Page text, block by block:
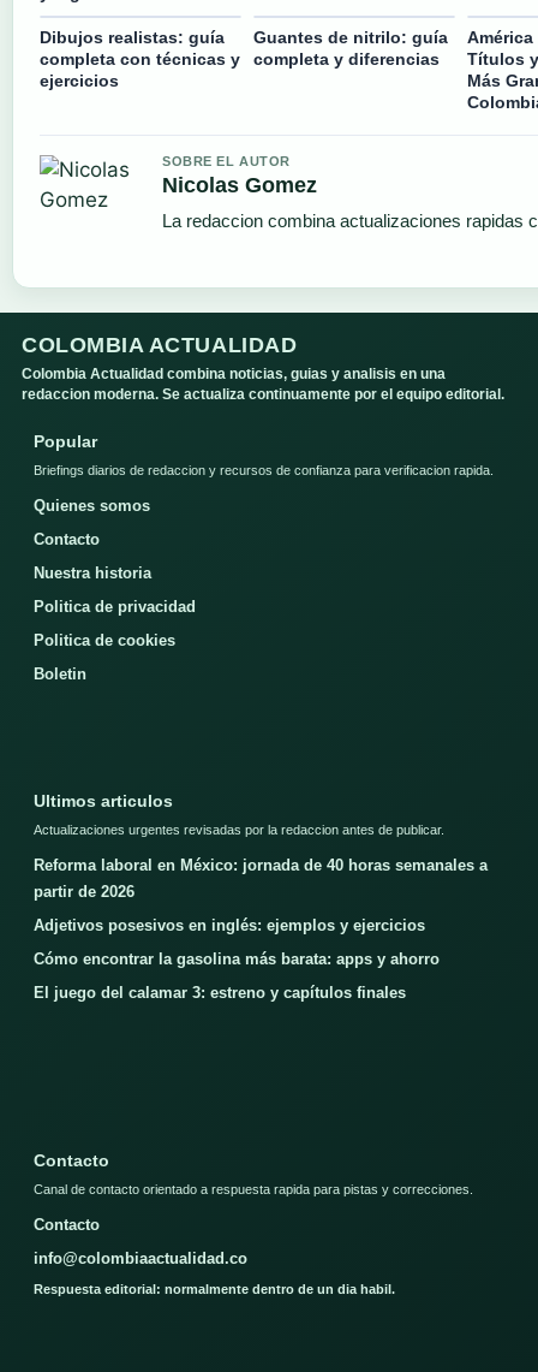
Dibujos realistas: guía
completa con técnicas y
ejercicios
Guantes de nitrilo: guía
completa y diferencias
América
Títulos
Más
SOBRE EL AUTOR
Nicolas Gomez
La redaccion combina actualizaciones rapidas
COLOMBIA ACTUALIDAD
Colombia Actualidad combina noticias, guias y analisis en una
redaccion moderna. Se actualiza continuamente por el equipo editorial.
Popular
Briefings diarios de redaccion y recursos de confianza para verificacion rapida.
Quienes somos
Contacto
Nuestra historia
Politica de privacidad
Politica de cookies
Boletin
Ultimos articulos
Actualizaciones urgentes revisadas por la redaccion antes de publicar.
Reforma laboral en México: jornada de 40 horas semanales a
partir de 2026
Adjetivos posesivos en inglés: ejemplos y ejercicios
Cómo encontrar la gasolina más barata: apps y ahorro
El juego del calamar 3: estreno y capítulos finales
Contacto
Canal de contacto orientado a respuesta rapida para pistas y correcciones.
Contacto
info@colombiaactualidad.co
Respuesta editorial: normalmente dentro de un dia habil.